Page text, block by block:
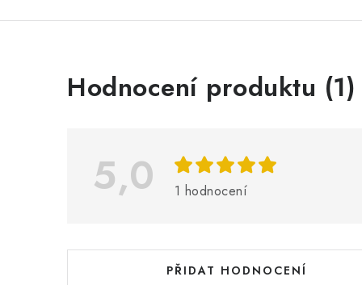
Hodnocení produktu (1)
5,0 1 hodnocení
PŘIDAT HODNOCENÍ
V
o